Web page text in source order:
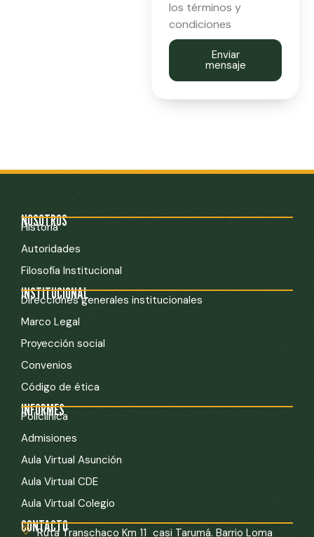
los términos y
condiciones
Enviar
mensaje
NOSOTROS
Historia
Autoridades
Filosofía Institucional
INSTITUCIONAL
Direcciones generales institucionales
Marco Legal
Proyección social
Convenios
Código de ética
INFORMES
Policlínica
Admisiones
Aula Virtual Asunción
Aula Virtual CDE
Aula Virtual Colegio
CONTACTO
Ruta Transchaco Km 11 casi Tarumá. Barrio Loma